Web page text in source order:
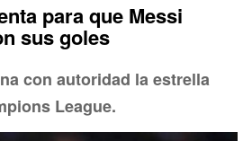
para que Messi
sus goles
con autoridad la estrella
League.